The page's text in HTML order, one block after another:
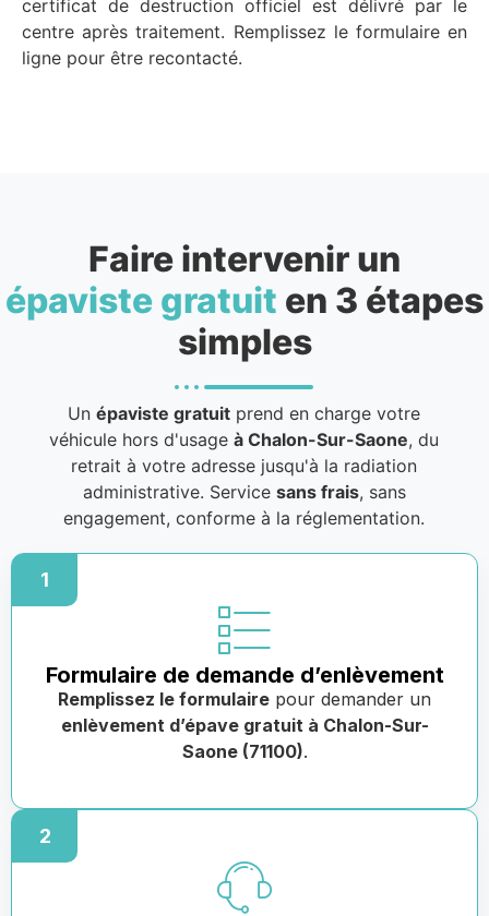
certificat de destruction officiel est délivré par le
centre après traitement. Remplissez le formulaire en
ligne pour être recontacté.
Faire intervenir un
épaviste gratuit en 3 étapes
simples
Unépaviste gratuit prend en charge votre
véhicule hors d'usageà Chalon-Sur-Saone, du
retrait à votre adresse jusqu'à la radiation
administrative. Service sans frais, sans
engagement, conforme à la réglementation.
1
Formulaire de demande d’enlèvement
Remplissez le formulaire pour demander un
enlèvement d’épave gratuit à Chalon-Sur-
Saone (71100).
2